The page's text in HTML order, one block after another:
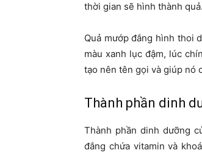
thời gian sẽ hình thành quả.
Quả mướp đắng hình thoi
màu xanh lục đậm, lúc
tạo nên tên gọi và giúp nó
Thành phần dinh
Thành phần dinh dưỡng
đắng chứa vitamin và